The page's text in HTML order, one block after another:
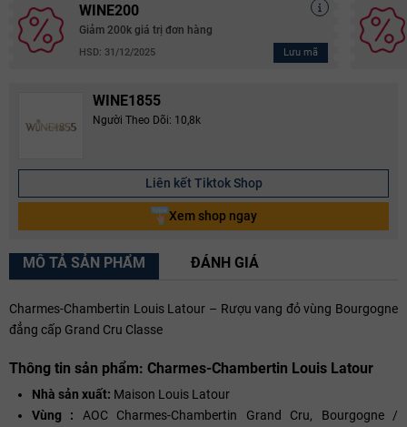
WINE200
Giảm 200k giá trị đơn hàng
HSD: 31/12/2025 Lưu mã
WINE1855
Người Theo Dõi: 10,8k
Liên kết Tiktok Shop
Xem shop ngay
MÔ TẢ SẢN PHẨM ĐÁNH GIÁ
Charmes-Chambertin Louis Latour – Rượu vang đỏ vùng Bourgogne
đẳng cấp Grand Cru Classe
Thông tin sản phẩm: Charmes-Chambertin Louis Latour
Nhà sản xuất: Maison Louis Latour
Vùng : AOC Charmes-Chambertin Grand Cru, Bourgogne /